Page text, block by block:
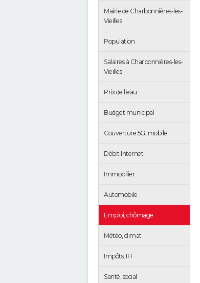
Mairie de Charbonnières-les-
Vieilles
Population
Salaires à Charbonnières-les-
Vieilles
Prix de l'eau
Budget municipal
Couverture 5G, mobile
Débit Internet
Immobilier
Automobile
Emploi, chômage
Météo, climat
Impôts, IFI
Santé, social